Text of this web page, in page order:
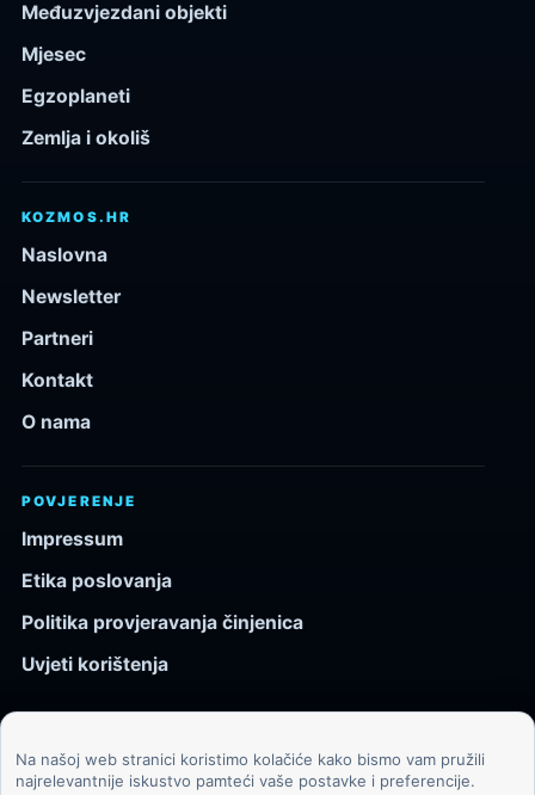
Međuzvjezdani objekti
Mjesec
Egzoplaneti
Zemlja i okoliš
KOZMOS.HR
Naslovna
Newsletter
Partneri
Kontakt
O nama
POVJERENJE
Impressum
Etika poslovanja
Politika provjeravanja činjenica
Uvjeti korištenja
© 2026 Kozmos.hr. Sva prava pridržana.
Na našoj web stranici koristimo kolačiće kako bismo vam pružili
najrelevantnije iskustvo pamteći vaše postavke i preferencije.